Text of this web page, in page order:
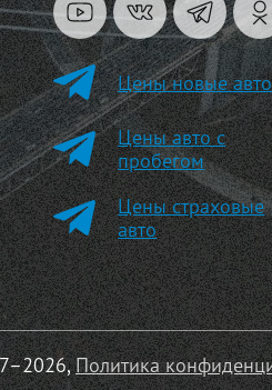
Цены новые авто
Цены авто с
пробегом
Цены страховые
авто
Политика